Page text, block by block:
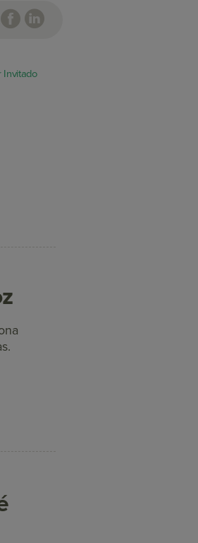
Invitado